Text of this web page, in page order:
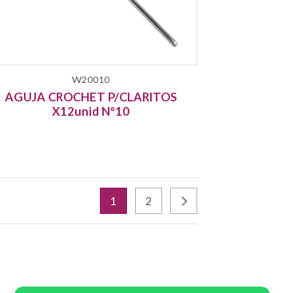
W20010
AGUJA CROCHET P/CLARITOS
X12unid Nº10
1 2